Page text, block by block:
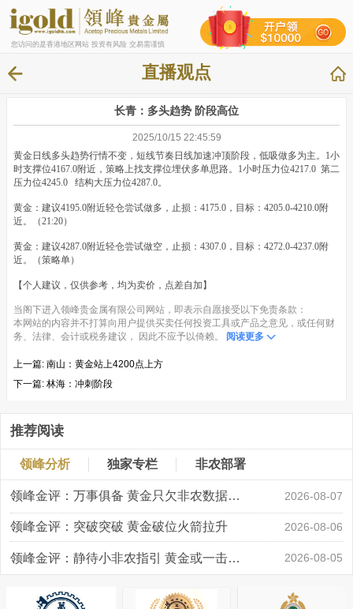
您访问的是香港地区网站 投资有风险 交易需谨慎
直播观点
长青：多头趋势 阶段高位
2025/10/15 22:45:59
黄金日线多头趋势行情不变，短线节奏日线加速冲顶阶段，低吸做多为主。1小
时支撑位4167.0附近，策略上找支撑位埋伏多单思路。1小时压力位4217.0 第二
压力位4245.0 结构大压力位4287.0。
黄金：建议4195.0附近轻仓尝试做多，止损：4175.0，目标：4205.0-4210.0附
近。（21:20）
黄金：建议4287.0附近轻仓尝试做空，止损：4307.0，目标：4272.0-4237.0附
近。（策略单）
【个人建议，仅供参考，均为卖价，点差自加】
当阁下进入领峰贵金属有限公司网站，即表示自愿接受以下免责条款：
本网站的内容并不打算向用户提供买卖任何投资工具或产品之意见，或任何财
务、法律、会计或税务建议， 因此不应予以倚赖。
阅读更多
上一篇: 南山：黄金站上4200点上方
下一篇: 林海：冲刺阶段
推荐阅读
领峰分析 独家专栏 非农部署
领峰金评：万事俱备 黄金只欠非农数据“东风” 2026-08-07
领峰金评：突破突破 黄金破位火箭拉升 2026-08-06
领峰金评：静待小非农指引 黄金或一击破局 2026-08-05